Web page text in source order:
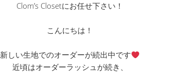
Clom’s Closetにお任せ下さい！
こんにちは！
新しい生地でのオーダーが続出中です
近頃はオーダーラッシュが続き、